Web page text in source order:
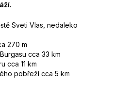
Sveti Vlas, nedaleko
270 m
cca 33 km
cca 11 km
pobřeží cca 5 km